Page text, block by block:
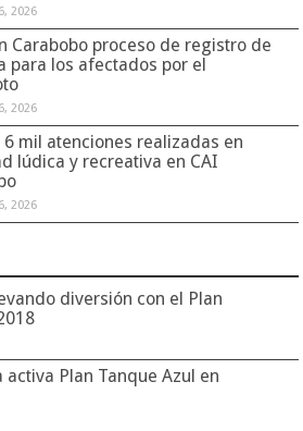
2026
Carabobo proceso de registro de
para los afectados por el
2026
6 mil atenciones realizadas en
lúdica y recreativa en CAI
2026
diversión con el Plan
activa Plan Tanque Azul en